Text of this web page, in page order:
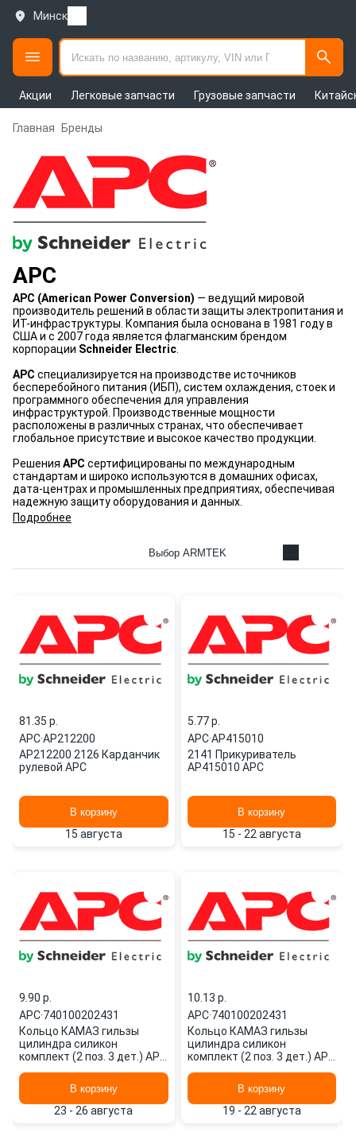
Минск
Акции Легковые запчасти Грузовые запчасти
Главная Бренды
APC
APC (American Power Conversion) — ведущий мировой
производитель решений в области защиты электропитания и
ИТ-инфраструктуры. Компания была основана в 1981 году в
США и с 2007 года является флагманским брендом
корпорации Schneider Electric
APC специализируется на производстве источников
бесперебойного питания (ИБП), систем охлаждения, стоек и
программного обеспечения для управления
инфраструктурой. Производственные мощности
расположены в различных странах, что обеспечивает
глобальное присутствие и высокое качество продукции.
Решения APC сертифицированы по международным
стандартам и широко используются в домашних офисах,
дата-центрах и промышленных предприятиях, обеспечивая
надежную защиту оборудования и данных.
Подробнее
Выбор ARMTEK
81.35 p.
APC·AP212200
AP212200 2126 Карданчик
рулевой APC
В корзину
15 августа
5.77 p.
APC·AP415010
2141 Прикуриватель
AP415010 APC
В корзину
15 - 22 августа
9.90 p.
APC·740100202431
Кольцо КАМАЗ гильзы
цилиндра силикон
комплект (2 поз. 3 дет.) АРС
В корзину
23 - 26 августа
10.13 p.
APC·740100202431
Кольцо КАМАЗ гильзы
цилиндра силикон
комплект (2 поз. 3 дет.) АРС
В корзину
19 - 22 августа